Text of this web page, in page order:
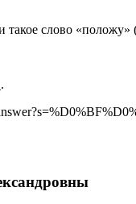
слово «положу»